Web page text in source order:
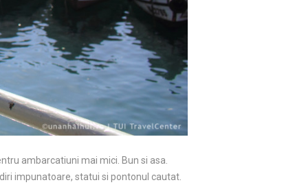
ambarcatiuni mai mici. Bun si asa.
impunatoare, statui si pontonul cautat.